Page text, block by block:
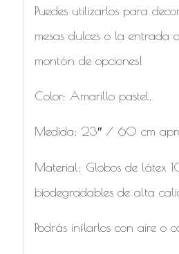
Puedes utilizarlos para
mesas dulces o la entrada
montón de opciones!
Color: Amarillo pastel.
Medida: 23″ / 60 cm
Material: Globos de látex
biodegradables de alta
Podrás inflarlos con aire o